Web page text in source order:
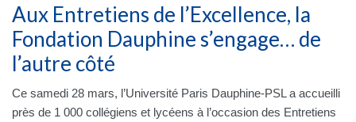
Aux Entretiens de l’Excellence, la
Fondation Dauphine s’engage… de
l’autre côté
Ce samedi 28 mars, l’Université Paris Dauphine-PSL a accueilli
près de 1 000 collégiens et lycéens à l’occasion des Entretiens